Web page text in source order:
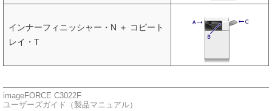
インナーフィニッシャー・N ＋ コピート
レイ・T
imageFORCE C3022F
ユーザーズガイド（製品マニュアル）